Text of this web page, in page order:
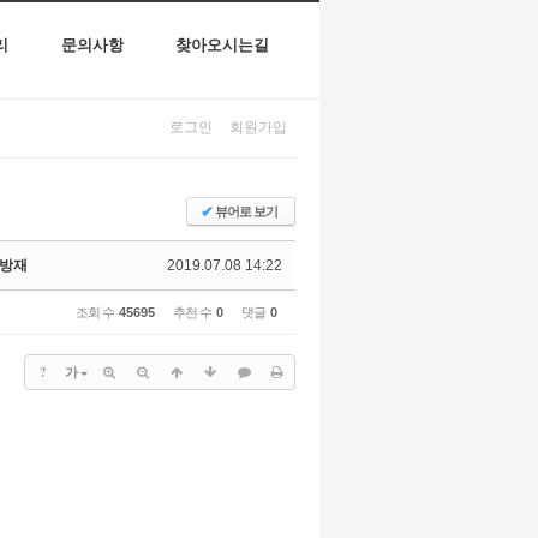
문의사항 찾아오시는길
로그인 회원가입
✔뷰어로 보기
2019.07.08 14:22
재
조회 수 45695 추천 수 0 댓글 0
? 가